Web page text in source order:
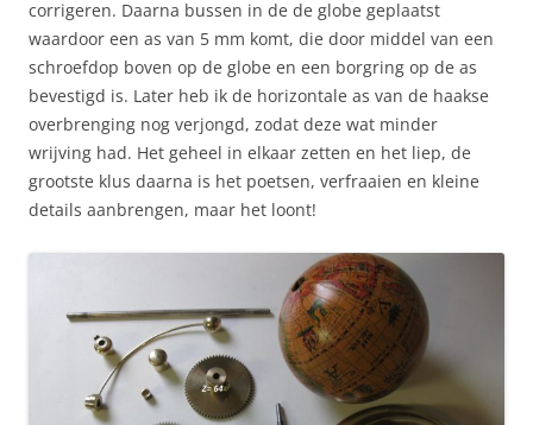
corrigeren. Daarna bussen in de de globe geplaatst
waardoor een as van 5 mm komt, die door middel van een
schroefdop boven op de globe en een borgring op de as
bevestigd is. Later heb ik de horizontale as van de haakse
overbrenging nog verjongd, zodat deze wat minder
wrijving had. Het geheel in elkaar zetten en het liep, de
grootste klus daarna is het poetsen, verfraaien en kleine
details aanbrengen, maar het loont!